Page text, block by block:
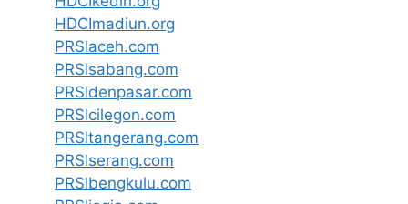
HDCImadiun.org
PRSIaceh.com
PRSIsabang.com
PRSIdenpasar.com
PRSIcilegon.com
PRSItangerang.com
PRSIserang.com
PRSIbengkulu.com